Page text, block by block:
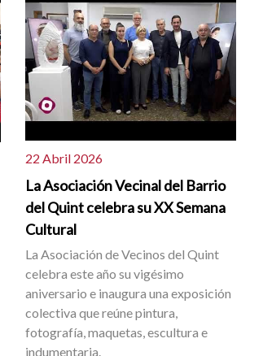
22 Abril 2026
La Asociación Vecinal del Barrio
del Quint celebra su XX Semana
Cultural
La Asociación de Vecinos del Quint
celebra este año su vigésimo
aniversario e inaugura una exposición
colectiva que reúne pintura,
fotografía, maquetas, escultura e
indumentaria.